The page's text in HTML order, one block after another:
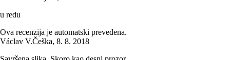
u redu
Ova recenzija je automatski prevedena.
Václav V.Češka, 8. 8. 2018